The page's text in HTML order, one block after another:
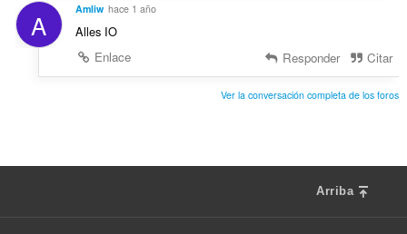
A Amliw hace 1 año
Alles IO
Enlace
Responder Citar
Ver la conversación completa de los foros
Arriba